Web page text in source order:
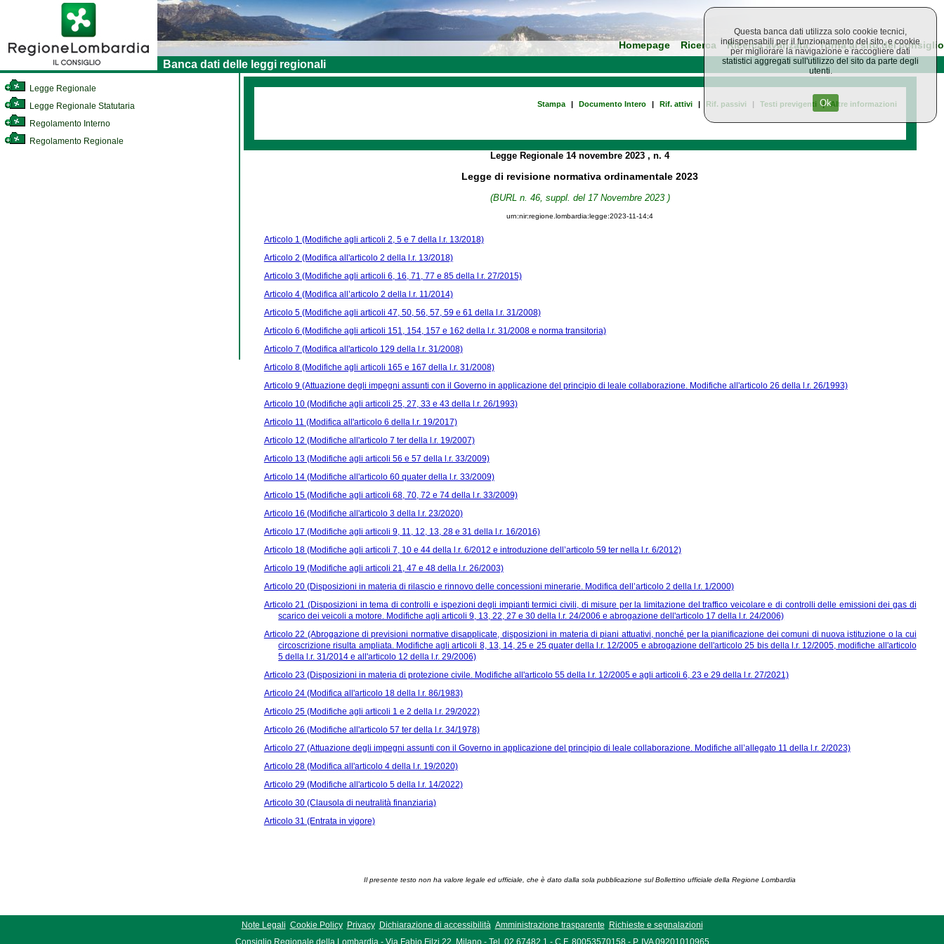
Homepage Ricerca Ricerca avanzata Torna al sito del consiglio
Banca dati delle leggi regionali
Legge Regionale
Legge Regionale Statutaria
Regolamento Interno
Regolamento Regionale
Stampa | Documento Intero | Rif. attivi | Rif. passivi | Testi previgenti | Altre informazioni
Legge Regionale14 novembre 2023, n. 4
Legge di revisione normativa ordinamentale 2023
(BURL n. 46, suppl. del 17 Novembre 2023 )
urn:nir:regione.lombardia:legge:2023-11-14;4
Articolo 1 (Modifiche agli articoli 2, 5 e 7 della l.r. 13/2018)
Articolo 2 (Modifica all'articolo 2 della l.r. 13/2018)
Articolo 3 (Modifiche agli articoli 6, 16, 71, 77 e 85 della l.r. 27/2015)
Articolo 4 (Modifica all’articolo 2 della l.r. 11/2014)
Articolo 5 (Modifiche agli articoli 47, 50, 56, 57, 59 e 61 della l.r. 31/2008)
Articolo 6 (Modifiche agli articoli 151, 154, 157 e 162 della l.r. 31/2008 e norma transitoria)
Articolo 7 (Modifica all'articolo 129 della l.r. 31/2008)
Articolo 8 (Modifiche agli articoli 165 e 167 della l.r. 31/2008)
Articolo 9 (Attuazione degli impegni assunti con il Governo in applicazione del principio di leale collaborazione. Modifiche all'articolo 26 della l.r. 26/1993)
Articolo 10 (Modifiche agli articoli 25, 27, 33 e 43 della l.r. 26/1993)
Articolo 11 (Modifica all'articolo 6 della l.r. 19/2017)
Articolo 12 (Modifiche all'articolo 7 ter della l.r. 19/2007)
Articolo 13 (Modifiche agli articoli 56 e 57 della l.r. 33/2009)
Articolo 14 (Modifiche all'articolo 60 quater della l.r. 33/2009)
Articolo 15 (Modifiche agli articoli 68, 70, 72 e 74 della l.r. 33/2009)
Articolo 16 (Modifiche all'articolo 3 della l.r. 23/2020)
Articolo 17 (Modifiche agli articoli 9, 11, 12, 13, 28 e 31 della l.r. 16/2016)
Articolo 18 (Modifiche agli articoli 7, 10 e 44 della l.r. 6/2012 e introduzione dell’articolo 59 ter nella l.r. 6/2012)
Articolo 19 (Modifiche agli articoli 21, 47 e 48 della l.r. 26/2003)
Articolo 20 (Disposizioni in materia di rilascio e rinnovo delle concessioni minerarie. Modifica dell’articolo 2 della l.r. 1/2000)
Articolo 21 (Disposizioni in tema di controlli e ispezioni degli impianti termici civili, di misure per la limitazione del traffico veicolare e di controlli delle emissioni dei gas di
scarico dei veicoli a motore. Modifiche agli articoli 9, 13, 22, 27 e 30 della l.r. 24/2006 e abrogazione dell'articolo 17 della l.r. 24/2006)
Articolo 22 (Abrogazione di previsioni normative disapplicate, disposizioni in materia di piani attuativi, nonché per la pianificazione dei comuni di nuova istituzione o la cui
circoscrizione risulta ampliata. Modifiche agli articoli 8, 13, 14, 25 e 25 quater della l.r. 12/2005 e abrogazione dell'articolo 25 bis della l.r. 12/2005, modifiche all'articolo
5 della l.r. 31/2014 e all'articolo 12 della l.r. 29/2006)
Articolo 23 (Disposizioni in materia di protezione civile. Modifiche all'articolo 55 della l.r. 12/2005 e agli articoli 6, 23 e 29 della l.r. 27/2021)
Articolo 24 (Modifica all'articolo 18 della l.r. 86/1983)
Articolo 25 (Modifiche agli articoli 1 e 2 della l.r. 29/2022)
Articolo 26 (Modifiche all'articolo 57 ter della l.r. 34/1978)
Articolo 27 (Attuazione degli impegni assunti con il Governo in applicazione del principio di leale collaborazione. Modifiche all’allegato 11 della l.r. 2/2023)
Articolo 28 (Modifica all'articolo 4 della l.r. 19/2020)
Articolo 29 (Modifiche all'articolo 5 della l.r. 14/2022)
Articolo 30 (Clausola di neutralità finanziaria)
Articolo 31 (Entrata in vigore)
Il presente testo non ha valore legale ed ufficiale, che è dato dalla sola pubblicazione sul Bollettino ufficiale della Regione Lombardia
Note Legali Cookie Policy Privacy Dichiarazione di accessibilità Amministrazione trasparente
Richieste e segnalazioni
Consiglio Regionale della Lombardia - Via Fabio Filzi 22, Milano - Tel. 02.67482.1 - C.F. 80053570158 - P. IVA 09201010965
Questa banca dati utilizza solo cookie tecnici,
indispensabili per il funzionamento del sito, e cookie
per migliorare la navigazione e raccogliere dati
statistici aggregati sull'utilizzo del sito da parte degli
utenti.
Ok